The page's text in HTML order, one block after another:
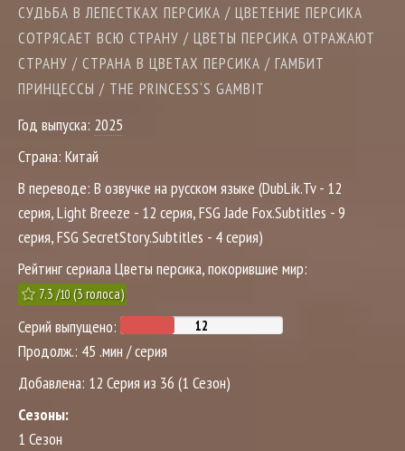
СУДЬБА В ЛЕПЕСТКАХ ПЕРСИКА / ЦВЕТЕНИЕ ПЕРСИКА
СОТРЯСАЕТ ВСЮ СТРАНУ / ЦВЕТЫ ПЕРСИКА ОТРАЖАЮТ
СТРАНУ / СТРАНА В ЦВЕТАХ ПЕРСИКА / ГАМБИТ
ПРИНЦЕССЫ / THE PRINCESS‘S GAMBIT
Год выпуска: 2025
Страна: Китай
В переводе: В озвучке на русском языке (DubLik.Tv - 12
серия, Light Breeze - 12 серия, FSG Jade Fox.Subtitles - 9
серия, FSG SecretStory.Subtitles - 4 серия)
Рейтинг сериала Цветы персика, покорившие мир:
7.3/10(3голоса)
Серий выпущено:
Продолж.: 45 .мин / серия
Добавлена: 12 Серия из 36 (1 Сезон)
Сезоны:
1 Сезон